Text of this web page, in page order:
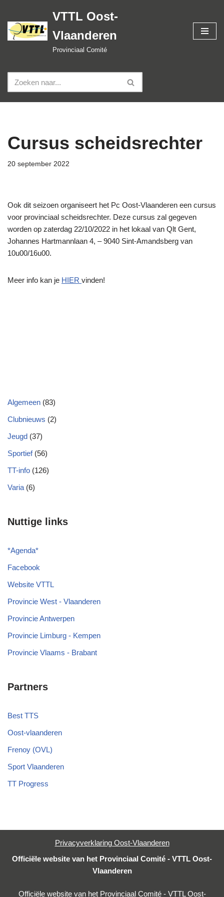
Spring
naar
VTTL Oost-
Vlaanderen
Provinciaal Comité
Cursus scheidsrechter
20 september 2022
Ook dit seizoen organiseert het Pc Oost-Vlaanderen een cursus
voor provinciaal scheidsrechter. Deze cursus zal gegeven
worden op zaterdag 22/10/2022 in het lokaal van Qlt Gent,
Johannes Hartmannlaan 4, – 9040 Sint-Amandsberg van
10u00/16u00.
Meer info kan je HIER vinden!
Algemeen (83)
Clubnieuws (2)
Jeugd (37)
Sportief(56)
TT-info (126)
Varia (6)
Nuttige links
*Agenda*
Facebook
Website VTTL
Provincie West - Vlaanderen
Provincie Antwerpen
Provincie Limburg - Kempen
Provincie Vlaams - Brabant
Partners
Best TTS
Oost-vlaanderen
Frenoy (OVL)
Sport Vlaanderen
TT Progress
Privacyverklaring Oost-Vlaanderen
Officiële website van het Provinciaal Comité - VTTL Oost-
Vlaanderen
Officiële website van het Provinciaal Comité - VTTL Oost-